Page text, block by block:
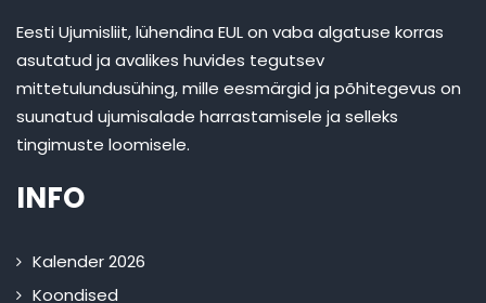
Eesti Ujumisliit, lühendina EUL on vaba algatuse korras
asutatud ja avalikes huvides tegutsev
mittetulundusühing, mille eesmärgid ja põhitegevus on
suunatud ujumisalade harrastamisele ja selleks
tingimuste loomisele.
INFO
Kalender 2026
Koondised